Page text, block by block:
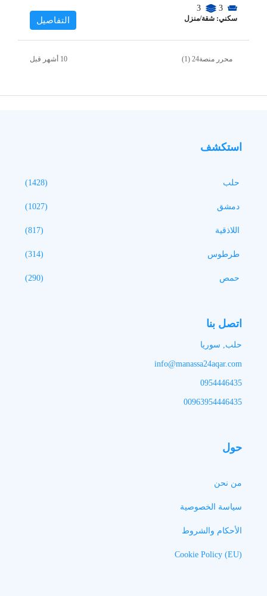
3
3
سكني: شقة/منزل التفاصيل
محرر منصة24 (1)
استكشف
حلب (1428)
دمشق (1027)
اللاذقية (817)
طرطوس (314)
حمص (290)
اتصل بنا
حلب, سوريا
info@manassa24aqar.com
0954446435
00963954446435
حول
من نحن
سياسة الخصوصية
الأحكام والشروط
Cookie Policy (EU)